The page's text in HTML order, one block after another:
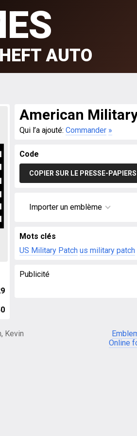
AUTO
American
Qui l’a ajouté: Commander »
Code
COPIER SUR LE PRESSE-PAPIERS
Importer un emblème
Mots clés
US Military Patch us military patch
Publicité
Kevin
Online